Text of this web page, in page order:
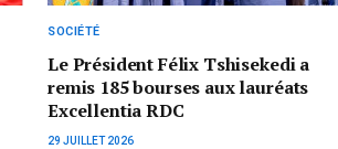
SOCIÉTÉ
Le Président Félix Tshisekedi a
remis 185 bourses aux lauréats
Excellentia RDC
29 JUILLET 2026